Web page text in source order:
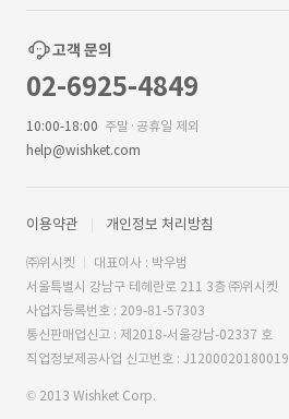
고객 문의
02-6925-4849
10:00-18:00 주말·공휴일 제외
help@wishket.com
이용약관 개인정보 처리방침
㈜위시켓
대표이사 : 박우범
서울특별시 강남구 테헤란로 211 3층 ㈜위시켓
사업자등록번호 : 209-81-57303
통신판매업신고 : 제2018-서울강남-02337 호
직업정보제공사업 신고번호 : J1200020180019
© 2013 Wishket Corp.